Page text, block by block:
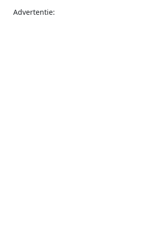
Advertentie: